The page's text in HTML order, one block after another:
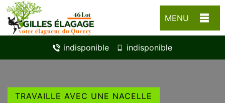
MENU
indisponible indisponible
TRAVAILLE AVEC UNE NACELLE